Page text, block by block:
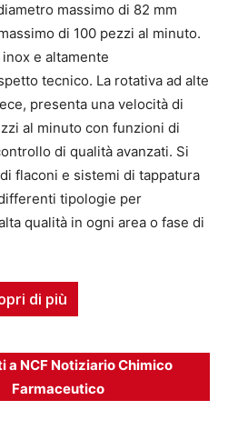
massimo di 82 mm
di 100 pezzi al minuto.
e altamente
tecnico. La rotativa ad alte
presenta una velocità di
al minuto con funzioni di
di qualità avanzati. Si
flaconi e sistemi di tappatura
tipologie per
qualità in ogni area o fase di
di più
a NCF Notiziario Chimico
Farmaceutico